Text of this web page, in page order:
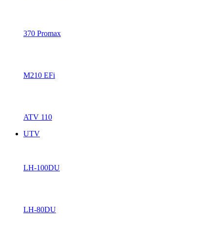
370 Promax
M210 EFi
ATV 110
UTV
LH-100DU
LH-80DU